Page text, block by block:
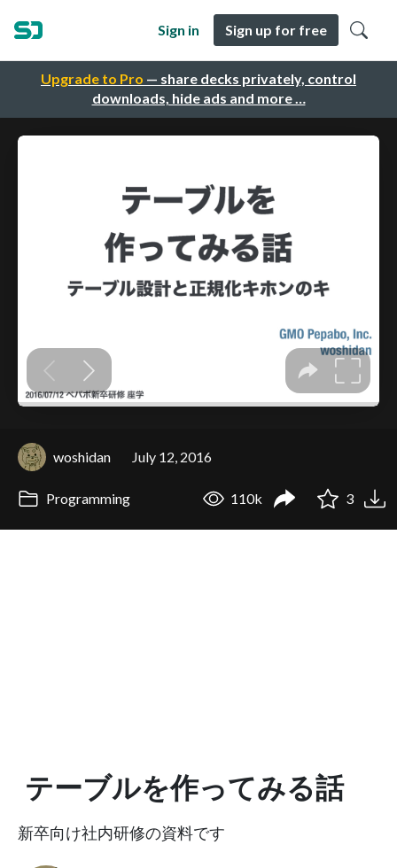
Upgrade to Pro — share decks privately, control
downloads, hide ads and more …
Sign in Sign up for free
woshidan July 12, 2016
Programming 110k 3
テーブルを作ってみる話
新卒向け社内研修の資料です